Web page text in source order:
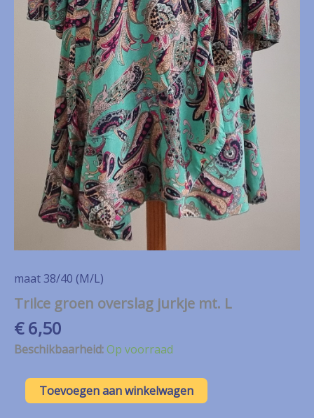
maat 38/40 (M/L)
Trilce groen overslag jurkje mt. L
€6,50
Beschikbaarheid:Op voorraad
Trilce
groen Toevoegen aan winkelwagen